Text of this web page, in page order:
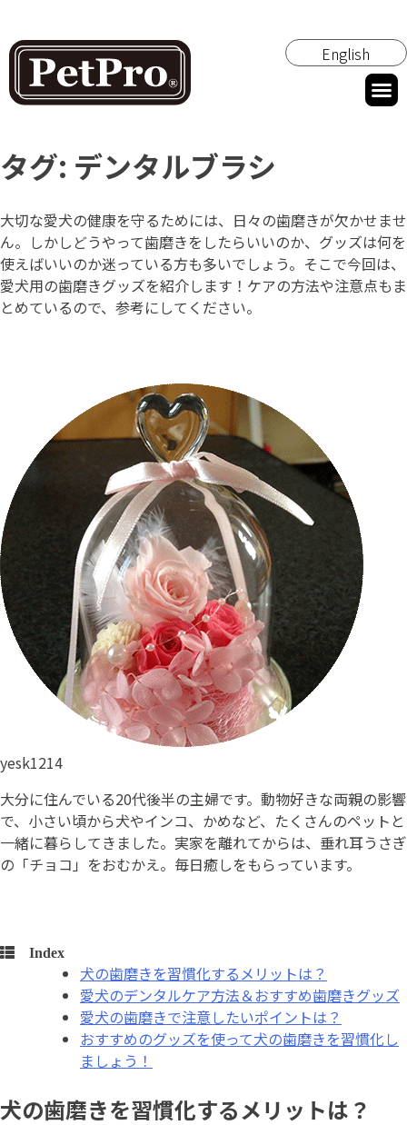
English
タグ: デンタルブラシ
大切な愛犬の健康を守るためには、日々の歯磨きが欠かせませ
ん。しかしどうやって歯磨きをしたらいいのか、グッズは何を
使えばいいのか迷っている方も多いでしょう。そこで今回は、
愛犬用の歯磨きグッズを紹介します！ケアの方法や注意点もま
とめているので、参考にしてください。
yesk1214
大分に住んでいる20代後半の主婦です。動物好きな両親の影響
で、小さい頃から犬やインコ、かめなど、たくさんのペットと
一緒に暮らしてきました。実家を離れてからは、垂れ耳うさぎ
の「チョコ」をおむかえ。毎日癒しをもらっています。
Index
犬の歯磨きを習慣化するメリットは？
愛犬のデンタルケア方法＆おすすめ歯磨きグッズ
愛犬の歯磨きで注意したいポイントは？
おすすめのグッズを使って犬の歯磨きを習慣化し
ましょう！
犬の歯磨きを習慣化するメリットは？